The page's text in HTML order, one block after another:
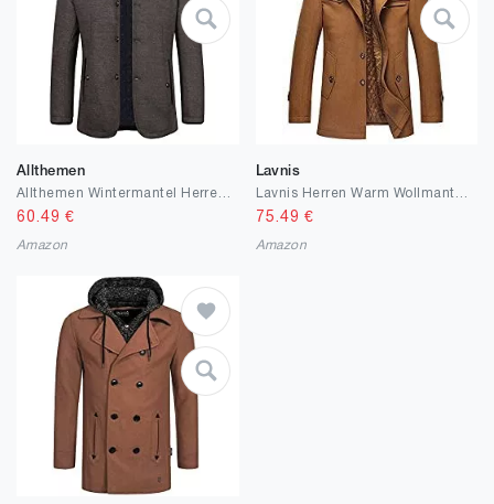
Allthemen
60.49 €
Amazon
Lavnis
75.49 €
Amazon